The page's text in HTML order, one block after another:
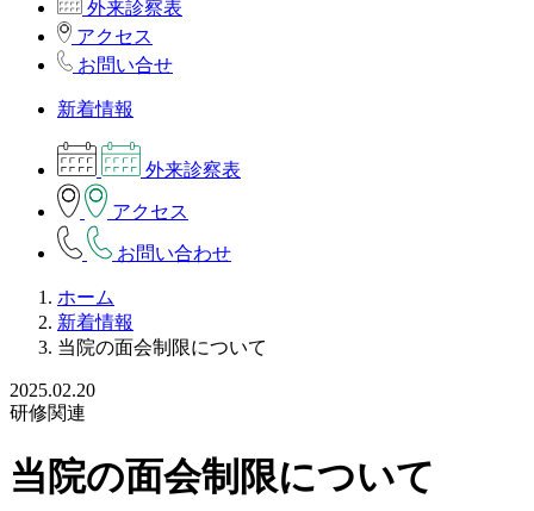
外来診察表
アクセス
お問い合せ
新着情報
外来診察表
アクセス
お問い合わせ
ホーム
新着情報
当院の面会制限について
2025.02.20
研修関連
当院の面会制限について